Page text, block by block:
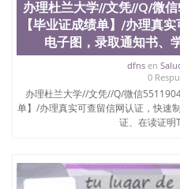
办理杜兰大学//文凭//Q/微
【毕业证成绩单】/办理真
电子图，录取通知书、
dfnsen
0
办理杜兰大学//文凭//Q/微信
单】/办理真实可查留信网认证，快速
证、在读证明